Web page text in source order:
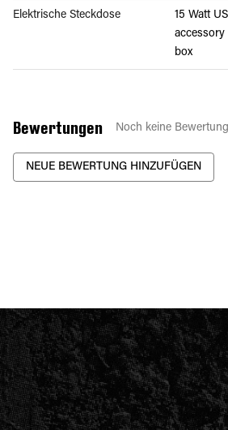
Elektrische Steckdose
15 Watt
accessory
box
Bewertungen Noch keine
NEUE BEWERTUNG HINZUFÜGEN